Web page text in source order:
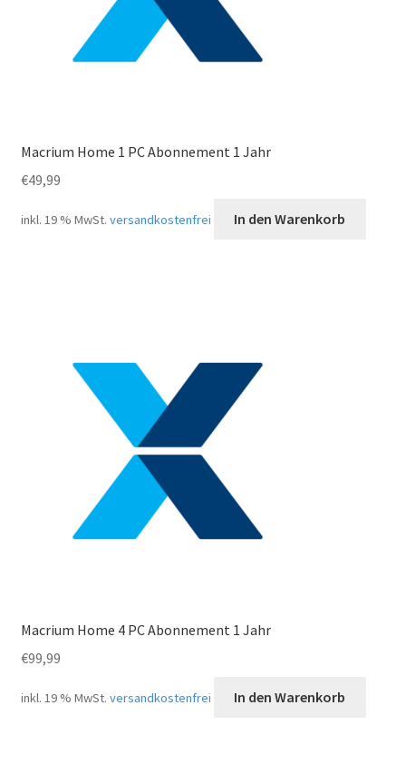
Macrium Home 1 PC Abonnement 1 Jahr
€49,99
inkl. 19 % MwSt. versandkostenfrei In den Warenkorb
Macrium Home 4 PC Abonnement 1 Jahr
€99,99
inkl. 19 % MwSt. versandkostenfrei In den Warenkorb